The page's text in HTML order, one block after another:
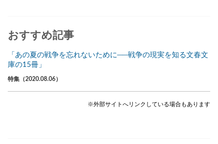
おすすめ記事
「あの夏の戦争を忘れないために──戦争の現実を知る文春文
庫の15冊」
特集（2020.08.06）
※外部サイトへリンクしている場合もあります